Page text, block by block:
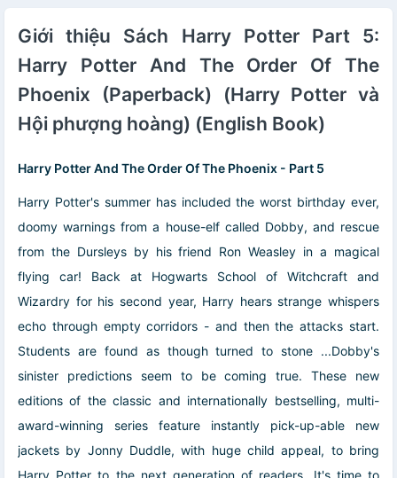
Giới thiệu Sách Harry Potter Part 5:
Harry Potter And The Order Of The
Phoenix (Paperback) (Harry Potter và
Hội phượng hoàng) (English Book)
Harry Potter And The Order Of The Phoenix - Part 5
Harry Potter's summer has included the worst birthday ever,
doomy warnings from a house-elf called Dobby, and rescue
from the Dursleys by his friend Ron Weasley in a magical
flying car! Back at Hogwarts School of Witchcraft and
Wizardry for his second year, Harry hears strange whispers
echo through empty corridors - and then the attacks start.
Students are found as though turned to stone ...Dobby's
sinister predictions seem to be coming true. These new
editions of the classic and internationally bestselling, multi-
award-winning series feature instantly pick-up-able new
jackets by Jonny Duddle, with huge child appeal, to bring
Harry Potter to the next generation of readers. It's time to